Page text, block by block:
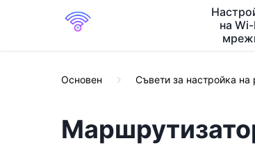
на Wi-
Основен Съвети за настройка